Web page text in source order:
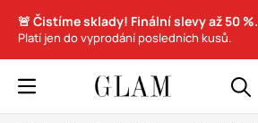
🚨 Čistíme sklady! Finální slevy až 50 %.
Platí jen do vyprodání posledních kusů.